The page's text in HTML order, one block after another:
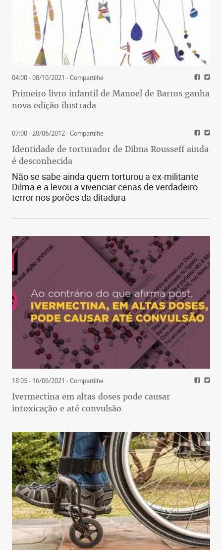
04:00 - 08/10/2021 - Compartilhe
Primeiro livro infantil de Manoel de Barros ganha
nova edição ilustrada
07:00 - 20/06/2012- Compartilhe
Identidade de torturador de Dilma Rousseff ainda
é desconhecida
Não se sabe ainda quem torturou a ex-militante
Dilma e a levou a vivenciar cenas de verdadeiro
terror nos porões da ditadura
18:05 - 16/06/2021 - Compartilhe
Ivermectina em altas doses pode causar
intoxicação e até convulsão